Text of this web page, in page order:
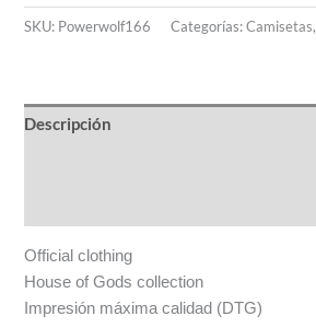
SKU: Powerwolf166 Categorías:Camisetas,
Descripción
Official clothing
House of Gods collection
Impresión máxima calidad (DTG)